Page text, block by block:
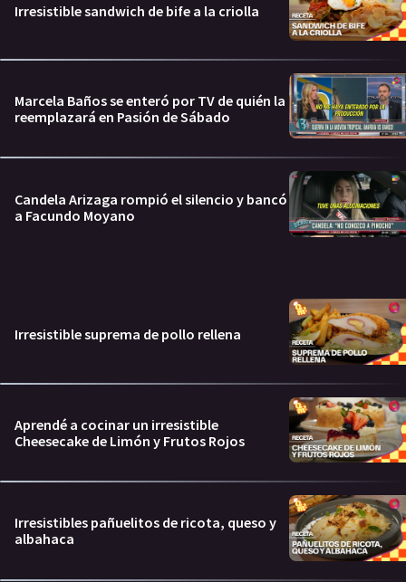
Irresistible sandwich de bife a la criolla
Marcela Baños se enteró por TV de quién la
reemplazará en Pasión de Sábado
Candela Arizaga rompió el silencio y bancó
a Facundo Moyano
Irresistible suprema de pollo rellena
Aprendé a cocinar un irresistible
Cheesecake de Limón y Frutos Rojos
Irresistibles pañuelitos de ricota, queso y
albahaca